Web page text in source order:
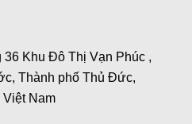
Khu Đô Thị Vạn Phúc ,
Thành phố Thủ Đức,
Việt Nam